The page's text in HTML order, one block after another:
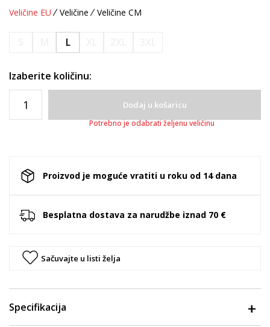
Veličine EU Veličine Veličine CM
L
Izaberite količinu:
Dodaj u košaricu
Potrebno je odabrati željenu veličinu
Proizvod je moguće vratiti u roku od 14 dana
Besplatna dostava za narudžbe iznad 70 €
Sačuvajte u listi želja
Specifikacija